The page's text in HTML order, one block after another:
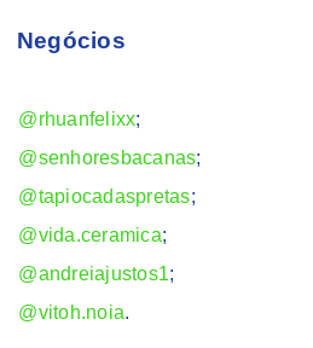
Negócios
@rhuanfelixx;
@senhoresbacanas;
@tapiocadaspretas;
@vida.ceramica;
@andreiajustos1;
@vitoh.noia.